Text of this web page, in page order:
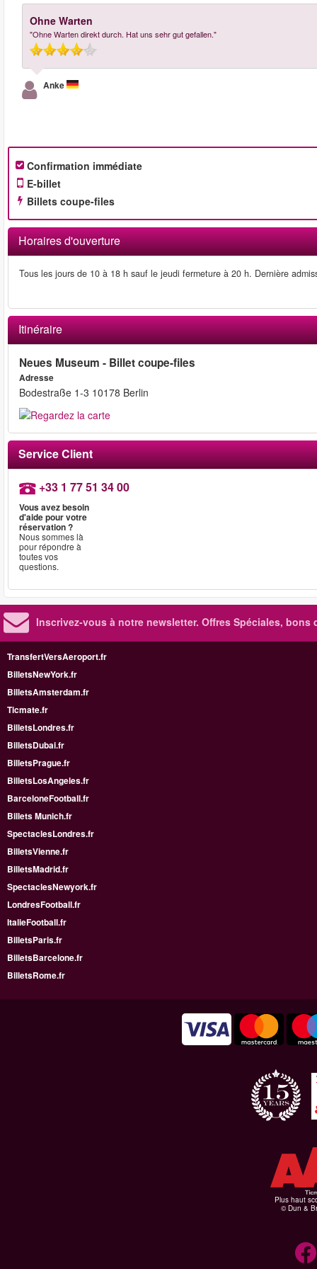
Ohne Warten
"Ohne Warten direkt durch. Hat uns sehr gut gefallen."
Anke
Confirmation immédiate
E-billet
Billets coupe-files
Horaires d'ouverture
Tous les jours de 10 à 18 h sauf le jeudi fermeture à 20 h. Dernière
Itinéraire
Neues Museum - Billet coupe-files
Adresse
Bodestraße 1-3 10178 Berlin
Service Client
+33 1 77 51 34 00
Vous avez besoin
d'aide pour votre
réservation ?
Nous sommes là
pour répondre à
toutes vos
questions.
Inscrivez-vous à notre newsletter. Offres Spéciales, bons
TransfertVersAeroport.fr
BilletsNewYork.fr
BilletsAmsterdam.fr
Ticmate.fr
BilletsLondres.fr
BilletsDubai.fr
BilletsPrague.fr
BilletsLosAngeles.fr
BarceloneFootball.fr
Billets Munich.fr
SpectaclesLondres.fr
BilletsVienne.fr
BilletsMadrid.fr
SpectaclesNewyork.fr
LondresFootball.fr
ItalieFootball.fr
BilletsParis.fr
BilletsBarcelone.fr
BilletsRome.fr
Plus haut
© Dun &